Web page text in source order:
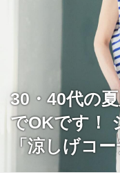
30・40代の
でOKです！
「涼しげコー